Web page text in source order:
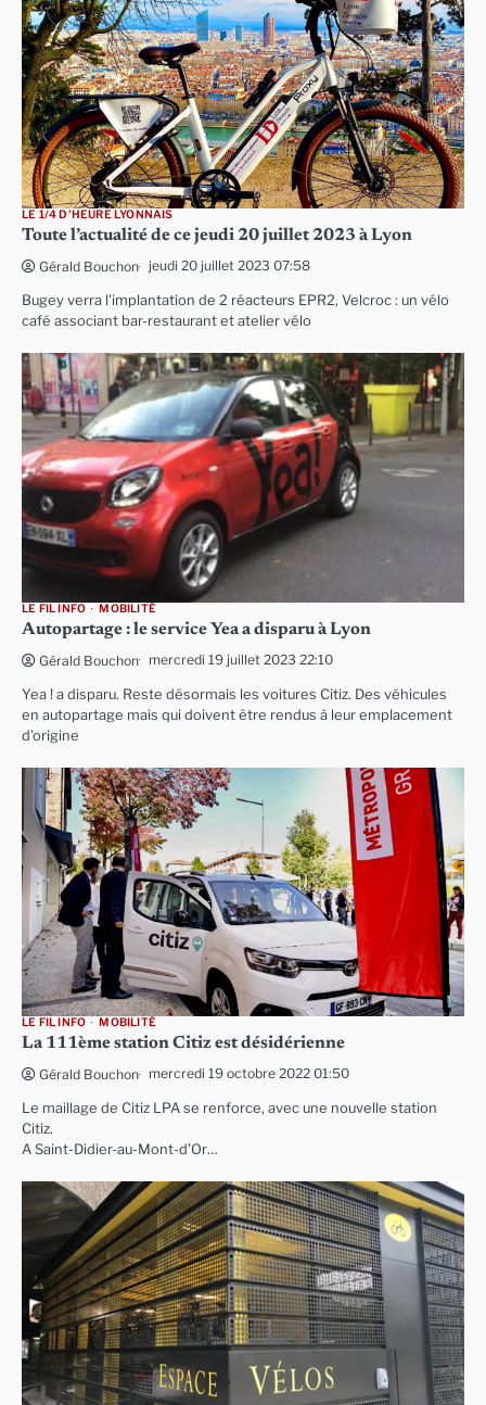
LE 1/4 D'HEURE LYONNAIS
Toute l’actualité de ce jeudi 20 juillet 2023 à Lyon
Gérald Bouchon jeudi 20 juillet 2023 07:58
Bugey verra l’implantation de 2 réacteurs EPR2, Velcroc : un vélo
café associant bar-restaurant et atelier vélo
LE FIL INFO MOBILITÉ
Autopartage : le service Yea a disparu à Lyon
Gérald Bouchon mercredi 19 juillet 2023 22:10
Yea ! a disparu. Reste désormais les voitures Citiz. Des véhicules
en autopartage mais qui doivent être rendus à leur emplacement
d’origine
LE FIL INFO MOBILITÉ
La 111ème station Citiz est désidérienne
Gérald Bouchon mercredi 19 octobre 2022 01:50
Le maillage de Citiz LPA se renforce, avec une nouvelle station
Citiz.
A Saint-Didier-au-Mont-d’Or…